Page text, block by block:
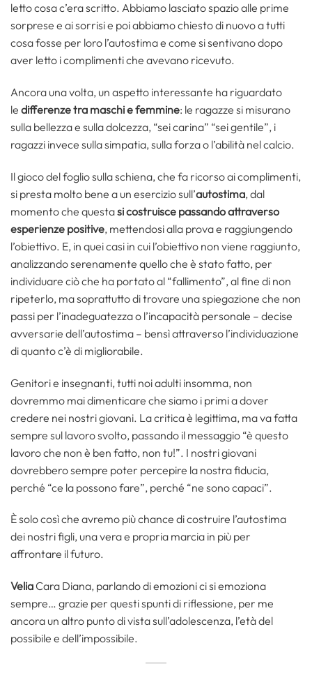
letto cosa c’era scritto. Abbiamo lasciato spazio alle prime
sorprese e ai sorrisi e poi abbiamo chiesto di nuovo a tutti
cosa fosse per loro l’autostima e come si sentivano dopo
aver letto i complimenti che avevano ricevuto.
Ancora una volta, un aspetto interessante ha riguardato
le differenze tra maschi e femmine: le ragazze si misurano
sulla bellezza e sulla dolcezza, “sei carina” “sei gentile”, i
ragazzi invece sulla simpatia, sulla forza o l’abilità nel calcio.
Il gioco del foglio sulla schiena, che fa ricorso ai complimenti,
si presta molto bene a un esercizio sull’autostima, dal
momento che questasi costruisce passando attraverso
esperienze positive, mettendosi alla prova e raggiungendo
l’obiettivo. E, in quei casi in cui l’obiettivo non viene raggiunto,
analizzando serenamente quello che è stato fatto, per
individuare ciò che ha portato al “fallimento”, al fine di non
ripeterlo, ma soprattutto di trovare una spiegazione che non
passi per l’inadeguatezza o l’incapacità personale – decise
avversarie dell’autostima – bensì attraverso l’individuazione
di quanto c’è di migliorabile.
Genitori e insegnanti, tutti noi adulti insomma, non
dovremmo mai dimenticare che siamo i primi a dover
credere nei nostri giovani. La critica è legittima, ma va fatta
sempre sul lavoro svolto, passando il messaggio “è questo
lavoro che non è ben fatto, non tu!”. I nostri giovani
dovrebbero sempre poter percepire la nostra fiducia,
perché “ce la possono fare”, perché “ne sono capaci”.
È solo così che avremo più chance di costruire l’autostima
dei nostri figli, una vera e propria marcia in più per
affrontare il futuro.
VeliaCara Diana, parlando di emozioni ci si emoziona
sempre… grazie per questi spunti di riflessione, per me
ancora un altro punto di vista sull’adolescenza, l’età del
possibile e dell’impossibile.